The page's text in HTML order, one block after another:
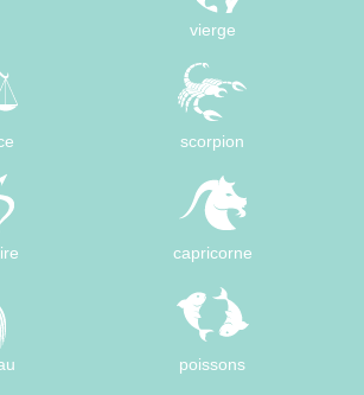
vierge
scorpion
capricorne
poissons